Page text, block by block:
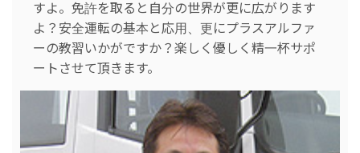
すよ。免許を取ると自分の世界が更に広がります
よ？安全運転の基本と応用、更にプラスアルファ
ーの教習いかがですか？楽しく優しく精一杯サポ
ートさせて頂きます。